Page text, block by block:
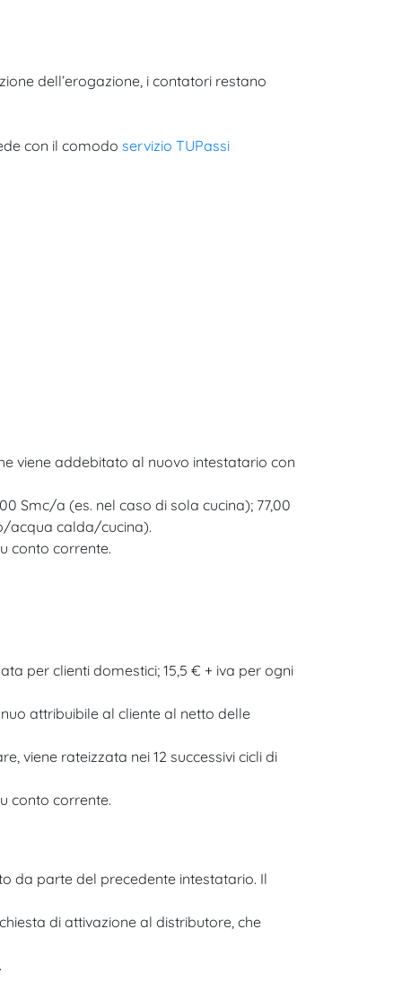
dell’erogazione, i contatori restano
con il comodo servizio TUPassi
viene addebitato al nuovo intestatario con
Smc/a (es. nel caso di sola cucina); 77,00
acqua calda/cucina).
conto corrente.
per clienti domestici; 15,5 € + iva per ogni
attribuibile al cliente al netto delle
viene rateizzata nei 12 successivi cicli di
conto corrente.
da parte del precedente intestatario. Il
di attivazione al distributore, che